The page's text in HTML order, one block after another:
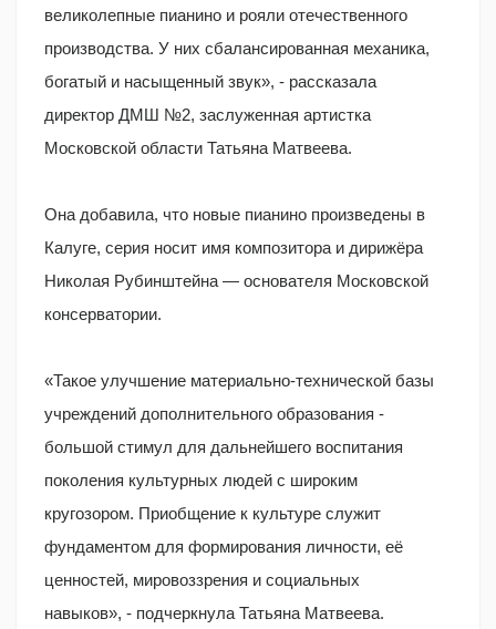
великолепные пианино и рояли отечественного
производства. У них сбалансированная механика,
богатый и насыщенный звук», - рассказала
директор ДМШ №2, заслуженная артистка
Московской области Татьяна Матвеева.
Она добавила, что новые пианино произведены в
Калуге, серия носит имя композитора и дирижёра
Николая Рубинштейна — основателя Московской
консерватории.
«Такое улучшение материально-технической базы
учреждений дополнительного образования -
большой стимул для дальнейшего воспитания
поколения культурных людей с широким
кругозором. Приобщение к культуре служит
фундаментом для формирования личности, её
ценностей, мировоззрения и социальных
навыков», - подчеркнула Татьяна Матвеева.